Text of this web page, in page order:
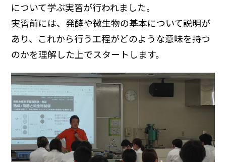
について学ぶ実習が行われました。
実習前には、発酵や微生物の基本について説明が
あり、これから行う工程がどのような意味を持つ
のかを理解した上でスタートします。